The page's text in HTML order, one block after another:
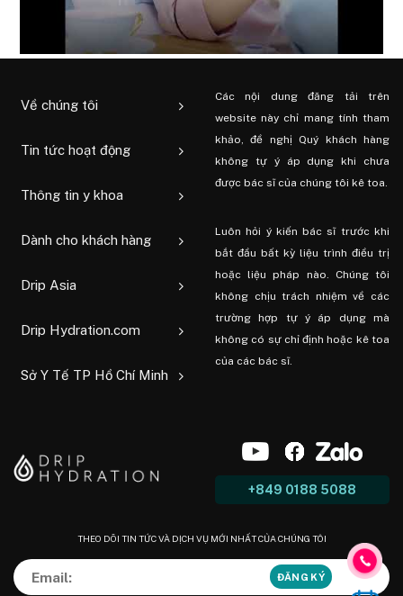
Về chúng tôi
Tin tức hoạt động
Thông tin y khoa
Dành cho khách hàng
Drip Asia
Drip Hydration.com
Sở Y Tế TP Hồ Chí Minh
Các nội dung đăng tải trên
website này chỉ mang tính tham
khảo, đề nghị Quý khách hàng
không tự ý áp dụng khi chưa
được bác sĩ của chúng tôi kê toa.
Luôn hỏi ý kiến ​​bác sĩ trước khi
bắt đầu bất kỳ liệu trình điều trị
hoặc liệu pháp nào. Chúng tôi
không chịu trách nhiệm về các
trường hợp tự ý áp dụng mà
không có sự chỉ định hoặc kê toa
của các bác sĩ.
+849 0188 5088
THEO DÕI TIN TỨC VÀ DỊCH VỤ MỚI NHẤT CỦA CHÚNG TÔI